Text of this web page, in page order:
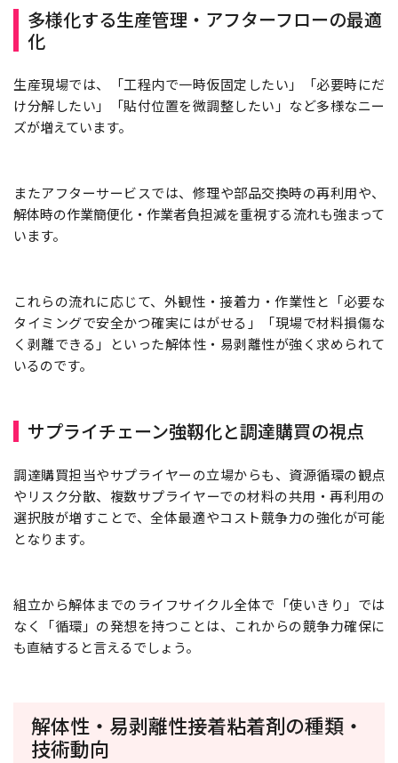
多様化する生産管理・アフターフローの最適
化
生産現場では、「工程内で一時仮固定したい」「必要時にだ
け分解したい」「貼付位置を微調整したい」など多様なニー
ズが増えています。
またアフターサービスでは、修理や部品交換時の再利用や、
解体時の作業簡便化・作業者負担減を重視する流れも強まって
います。
これらの流れに応じて、外観性・接着力・作業性と「必要な
タイミングで安全かつ確実にはがせる」「現場で材料損傷な
く剥離できる」といった解体性・易剥離性が強く求められて
いるのです。
サプライチェーン強靱化と調達購買の視点
調達購買担当やサプライヤーの立場からも、資源循環の観点
やリスク分散、複数サプライヤーでの材料の共用・再利用の
選択肢が増すことで、全体最適やコスト競争力の強化が可能
となります。
組立から解体までのライフサイクル全体で「使いきり」では
なく「循環」の発想を持つことは、これからの競争力確保に
も直結すると言えるでしょう。
解体性・易剥離性接着粘着剤の種類・
技術動向